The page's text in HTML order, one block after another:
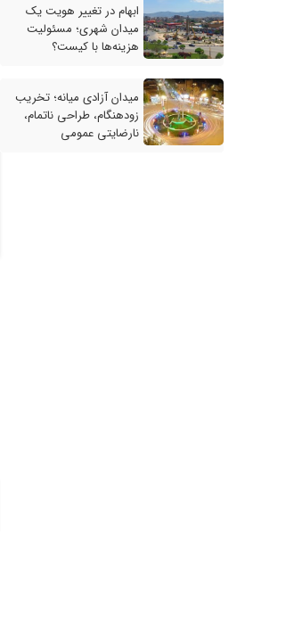
ابهام در تغییر هویت یک
میدان شهری؛ مسئولیت
هزینه‌ها با کیست؟
میدان آزادی میانه؛ تخریب
زودهنگام، طراحی ناتمام،
نارضایتی عمومی